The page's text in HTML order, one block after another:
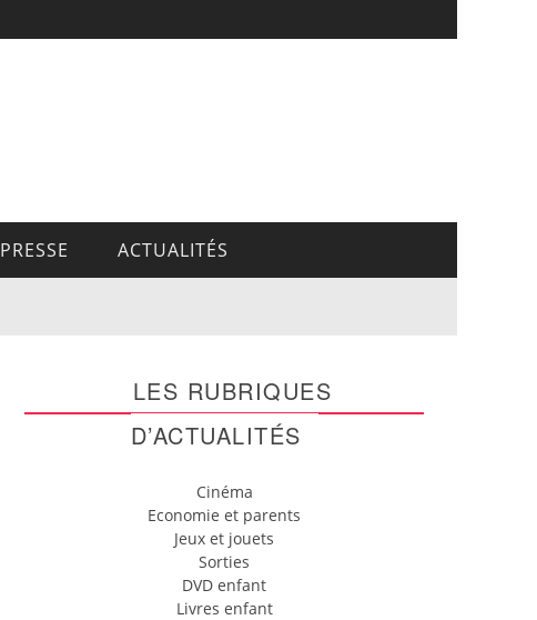
PRESSE ACTUALITÉS
LES RUBRIQUES
D’ACTUALITÉS
Cinéma
Economie et parents
Jeux et jouets
Sorties
DVD enfant
Livres enfant